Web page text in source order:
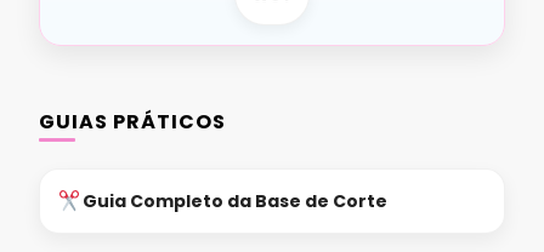
GUIAS PRÁTICOS
Guia Completo da Base de Corte